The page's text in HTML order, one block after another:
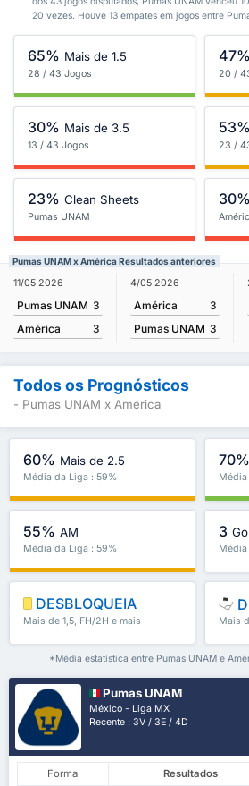
20 vezes. Houve 13 empates em jogos entre
65% Mais de 1.5
28 / 43 Jogos
47%
20 /
30% Mais de 3.5
13 / 43 Jogos
53%
23 /
23% Clean Sheets
Pumas UNAM
30%
Pumas UNAM x América Resultados anteriores
11/05 2026
Pumas UNAM 3
América
3
4/05 2026
América
3
Pumas UNAM 3
Todos os Prognósticos
- Pumas UNAM x América
60% Mais de 2.5
Média da Liga : 59%
70%
55% AM
Média da Liga : 59%
3
DESBLOQUEIA
Mais de 1,5, FH/2H e mais Mais
*Média estatística entre Pumas UNAM e
Pumas UNAM
México - Liga MX
Recente : 3V / 3E / 4D
Forma Resultados